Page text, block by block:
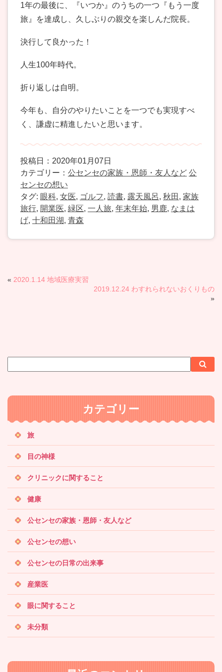
1年の最後に、『いつか』のうちの一つ『もう一度
旅』を達成し、久しぶりの親交を楽しんだ院長。
決行して良かった！
人生100年時代。
折り返しは自明。
今年も、自分のやりたいことを一つでも実現すべ
く、謙虚に精進したいと思います。
投稿日：2020年01月07日
カテゴリー： 公センセの家族・恩師・友人など 公
センセの想い
タグ: 眼科, 女医, ゴルフ, 読書, 露天風呂, 秋田 , 家族
旅行, 開業医, 緑区, 一人旅, 年末年始, 男鹿, なまは
げ, 十和田湖, 青森
« 2020.1.14 地域医療実習
2019.12.24 わすれられないおくりもの
»
イ
内
索
索
カテゴリー
旅
目の神様
クリニックに関すること
健康
公センセの家族・恩師・友人など
公センセの想い
公センセの日常の出来事
産業医
眼に関すること
未分類